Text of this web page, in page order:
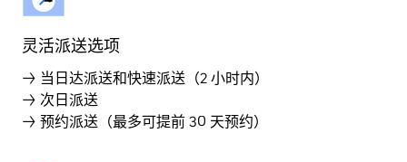
灵活派送选项
→ 当日达派送和快速派送（2 小时内）
→ 次日派送
→ 预约派送（最多可提前 30 天预约）